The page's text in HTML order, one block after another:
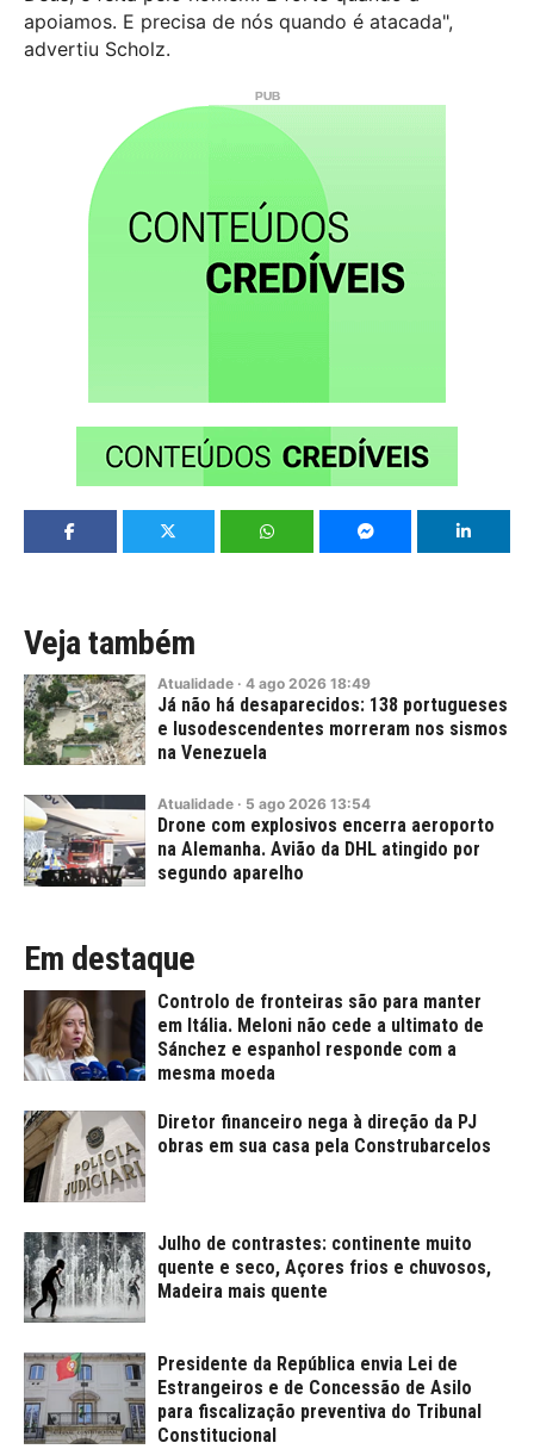
apoiamos. E precisa de nós quando é atacada",
advertiu Scholz.
Veja também
Atualidade · 4 ago 2026 18:49
Já não há desaparecidos: 138 portugueses
e lusodescendentes morreram nos sismos
na Venezuela
Atualidade · 5 ago 2026 13:54
Drone com explosivos encerra aeroporto
na Alemanha. Avião da DHL atingido por
segundo aparelho
Em destaque
Controlo de fronteiras são para manter
em Itália. Meloni não cede a ultimato de
Sánchez e espanhol responde com a
mesma moeda
Diretor financeiro nega à direção da PJ
obras em sua casa pela Construbarcelos
Julho de contrastes: continente muito
quente e seco, Açores frios e chuvosos,
Madeira mais quente
Presidente da República envia Lei de
Estrangeiros e de Concessão de Asilo
para fiscalização preventiva do Tribunal
Constitucional